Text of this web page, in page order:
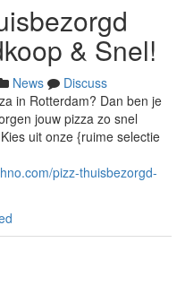
& Snel!
News
Discuss
in Rotterdam? Dan ben je
jouw pizza zo snel
uit onze {ruime selectie
pizz-thuisbezorgd-